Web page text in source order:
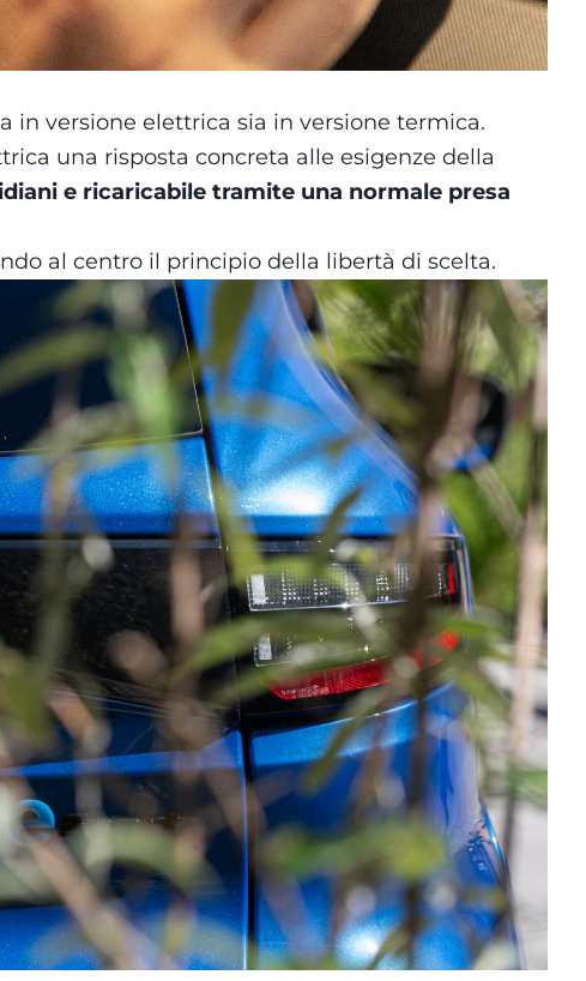
in versione elettrica sia in versione termica.
una risposta concreta alle esigenze della
e ricaricabile tramite una normale presa
al centro il principio della libertà di scelta.